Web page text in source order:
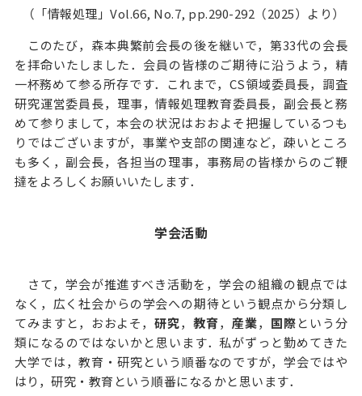
（「情報処理」Vol.66, No.7, pp.290-292（2025）より）
このたび，森本典繁前会長の後を継いで，第33代の会長
を拝命いたしました．会員の皆様のご期待に沿うよう，精
一杯務めて参る所存です．これまで，CS領域委員長，調査
研究運営委員長，理事，情報処理教育委員長，副会長と務
めて参りまして，本会の状況はおおよそ把握しているつも
りではございますが，事業や支部の関連など，疎いところ
も多く，副会長，各担当の理事，事務局の皆様からのご鞭
撻をよろしくお願いいたします．
学会活動
さて，学会が推進すべき活動を，学会の組織の観点では
なく，広く社会からの学会への期待という観点から分類し
てみますと，おおよそ，研究，教育，産業， 国際という分
類になるのではないかと思います．私がずっと勤めてきた
大学では，教育・研究という順番なのですが，学会ではや
はり，研究・教育という順番になるかと思います．